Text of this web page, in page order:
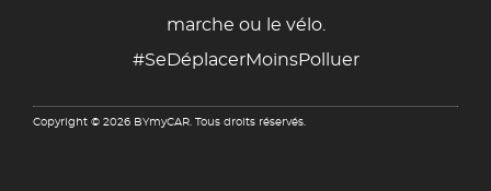
marche ou le vélo.
#SeDéplacerMoinsPolluer
Copyright © 2026 BYmyCAR. Tous droits réservés.